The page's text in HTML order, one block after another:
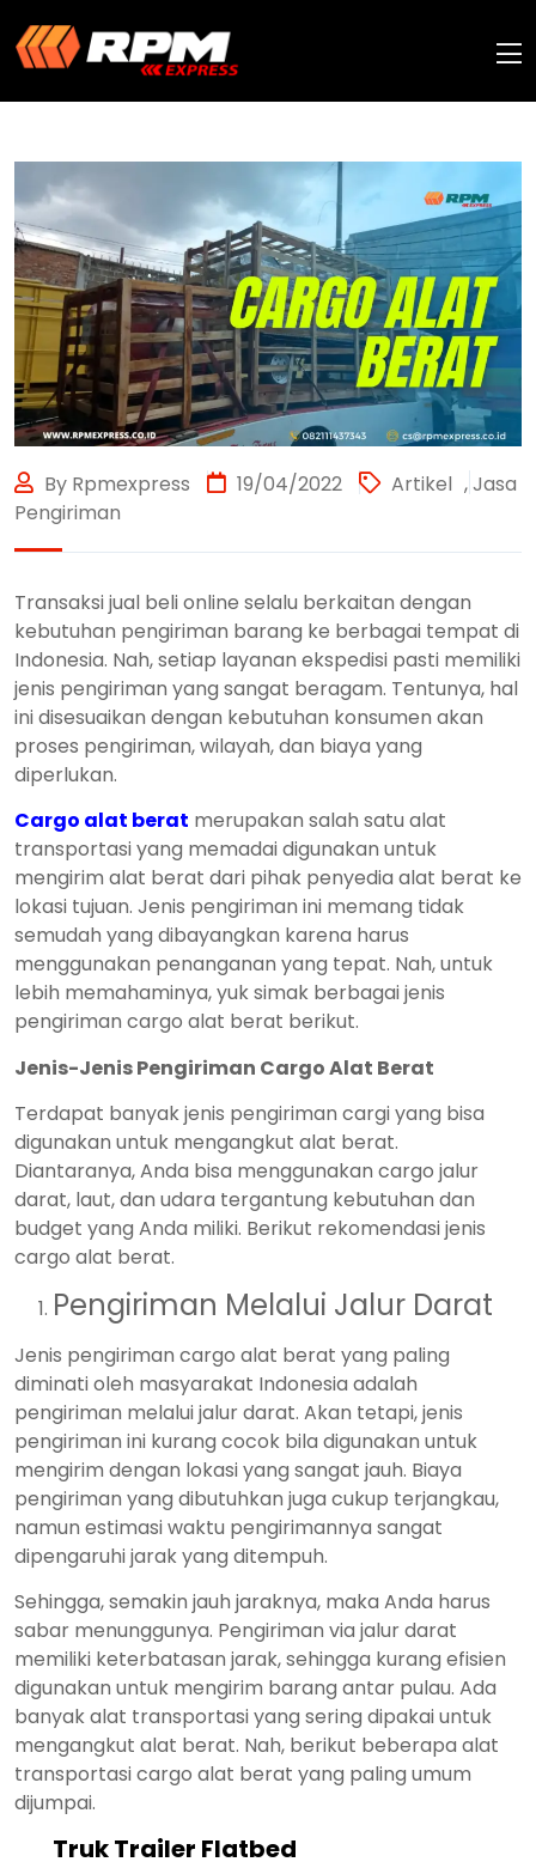
By Rpmexpress 19/04/2022 Artikel ,Jasa
Pengiriman
Transaksi jual beli online selalu berkaitan dengan
kebutuhan pengiriman barang ke berbagai tempat di
Indonesia. Nah, setiap layanan ekspedisi pasti memiliki
jenis pengiriman yang sangat beragam. Tentunya, hal
ini disesuaikan dengan kebutuhan konsumen akan
proses pengiriman, wilayah, dan biaya yang
diperlukan.
Cargo alat berat merupakan salah satu alat
transportasi yang memadai digunakan untuk
mengirim alat berat dari pihak penyedia alat berat ke
lokasi tujuan. Jenis pengiriman ini memang tidak
semudah yang dibayangkan karena harus
menggunakan penanganan yang tepat. Nah, untuk
lebih memahaminya, yuk simak berbagai jenis
pengiriman cargo alat berat berikut.
Jenis-Jenis Pengiriman Cargo Alat Berat
Terdapat banyak jenis pengiriman cargi yang bisa
digunakan untuk mengangkut alat berat.
Diantaranya, Anda bisa menggunakan cargo jalur
darat, laut, dan udara tergantung kebutuhan dan
budget yang Anda miliki. Berikut rekomendasi jenis
cargo alat berat.
Pengiriman Melalui Jalur Darat
Jenis pengiriman cargo alat berat yang paling
diminati oleh masyarakat Indonesia adalah
pengiriman melalui jalur darat. Akan tetapi, jenis
pengiriman ini kurang cocok bila digunakan untuk
mengirim dengan lokasi yang sangat jauh. Biaya
pengiriman yang dibutuhkan juga cukup terjangkau,
namun estimasi waktu pengirimannya sangat
dipengaruhi jarak yang ditempuh.
Sehingga, semakin jauh jaraknya, maka Anda harus
sabar menunggunya. Pengiriman via jalur darat
memiliki keterbatasan jarak, sehingga kurang efisien
digunakan untuk mengirim barang antar pulau. Ada
banyak alat transportasi yang sering dipakai untuk
mengangkut alat berat. Nah, berikut beberapa alat
transportasi cargo alat berat yang paling umum
dijumpai.
Truk Trailer Flatbed